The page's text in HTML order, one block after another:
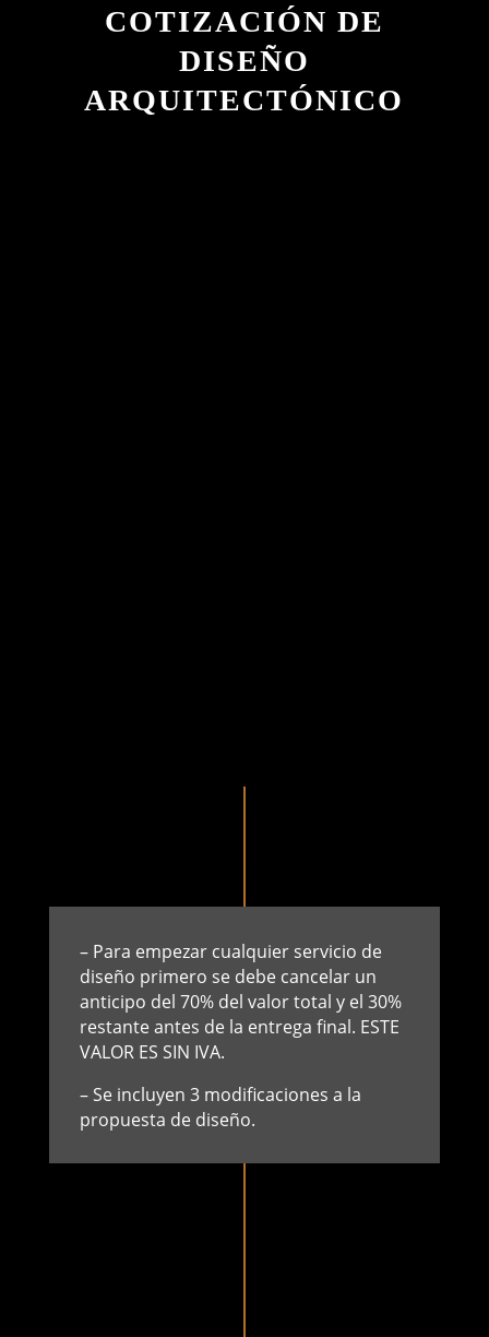
COTIZACIÓN DE
DISEÑO
ARQUITECTÓNICO
– Para empezar cualquier servicio de
diseño primero se debe cancelar un
anticipo del 70% del valor total y el 30%
restante antes de la entrega final. ESTE
VALOR ES SIN IVA.
– Se incluyen 3 modificaciones a la
propuesta de diseño.